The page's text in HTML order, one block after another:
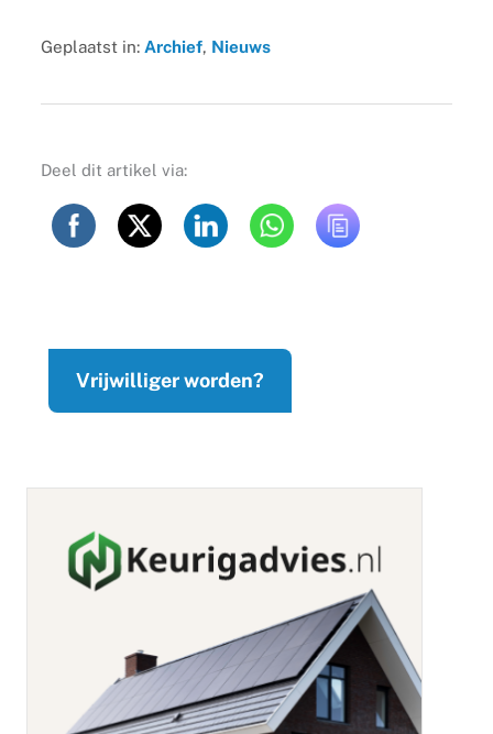
Geplaatst in: Archief, Nieuws
Deel dit artikel via:
Vrijwilliger worden?